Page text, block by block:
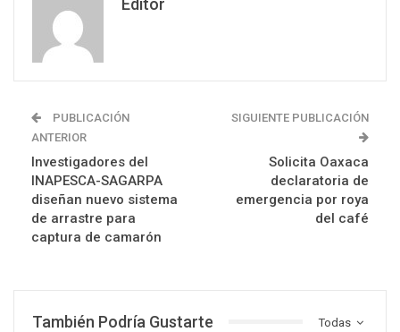
PUBLICACIÓN
ANTERIOR
Investigadores del
INAPESCA-SAGARPA
diseñan nuevo sistema
de arrastre para
captura de camarón
SIGUIENTE PUBLICACIÓN
Solicita Oaxaca
declaratoria de
emergencia por roya
del café
Todas
También Podría Gustarte